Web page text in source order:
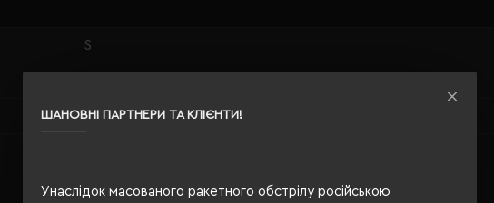
ШАНОВНІ ПАРТНЕРИ ТА КЛІЄНТИ!
Унаслідок масованого ракетного обстрілу російською
S
0.315
унісекс